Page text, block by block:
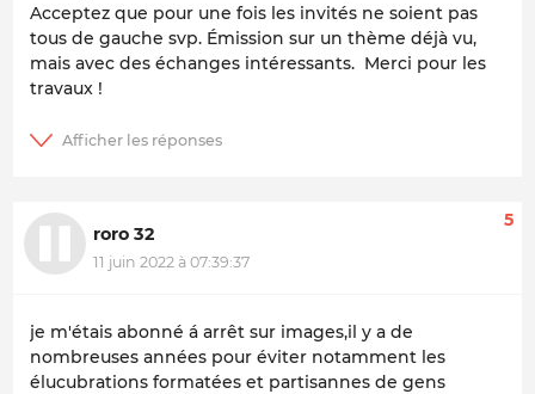
Acceptez que pour une fois les invités ne soient pas
tous de gauche svp. Émission sur un thème déjà vu,
mais avec des échanges intéressants. Merci pour les
travaux !
roro 32
11 juin 2022 à 07:39:37
5
je m'étais abonné á arrêt sur images,il y a de
nombreuses années pour éviter notamment les
élucubrations formatées et partisannes de gens